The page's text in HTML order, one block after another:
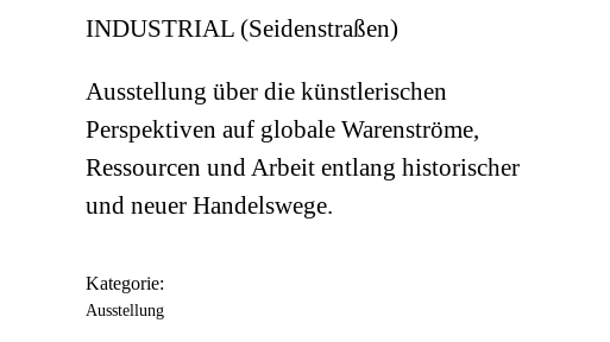
INDUSTRIAL (Seidenstraßen)
Ausstellung über die künstlerischen
Perspektiven auf globale Warenströme,
Ressourcen und Arbeit entlang historischer
und neuer Handelswege.
Kategorie:
Ausstellung